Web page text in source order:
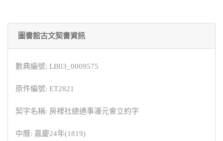
圖書館古文契書資訊
數典編號: LB03_0009575
原件編號: ET2821
契字名稱: 房裡社總通事潘元會立約字
中曆: 嘉慶24年(1819)